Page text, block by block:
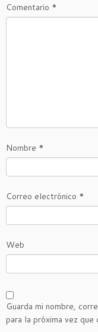
Comentario *
Nombre *
Correo electrónico *
Web
Guarda mi nombre,
para la próxima vez que